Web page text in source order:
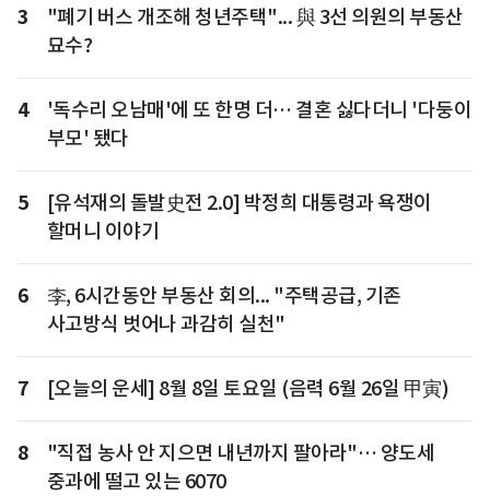
3
"폐기 버스 개조해 청년주택"... 與 3선 의원의 부동산
묘수?
4
'독수리 오남매'에 또 한명 더… 결혼 싫다더니 '다둥이
부모' 됐다
5
[유석재의 돌발史전 2.0] 박정희 대통령과 욕쟁이
할머니 이야기
6
李, 6시간동안 부동산 회의... "주택공급, 기존
사고방식 벗어나 과감히 실천"
7 [오늘의 운세] 8월 8일 토요일 (음력 6월 26일 甲寅)
8
"직접 농사 안 지으면 내년까지 팔아라"… 양도세
중과에 떨고 있는 6070